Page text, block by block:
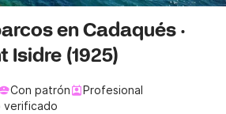
en Cadaqués ·
(1925)
Con patrón
Profesional
verificado